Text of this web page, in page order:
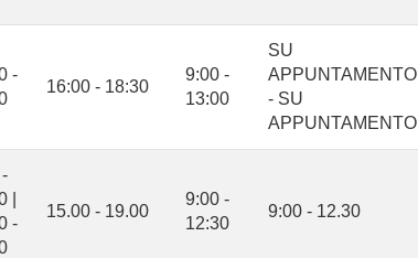
-
16:00 - 18:30
9:00 -
13:00
SU
APPUNTAMENTO
- SU
APPUNTAMENTO
|
-
15.00 - 19.00
9:00 -
12:30
9:00 - 12.30